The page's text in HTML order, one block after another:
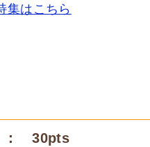
集はこちら
： 30pts